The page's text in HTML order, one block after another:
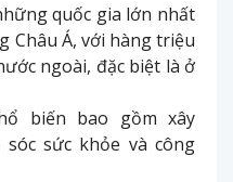
quốc gia lớn nhất
Châu Á, với hàng triệu
ngoài, đặc biệt là ở
biến bao gồm xây
sức khỏe và công